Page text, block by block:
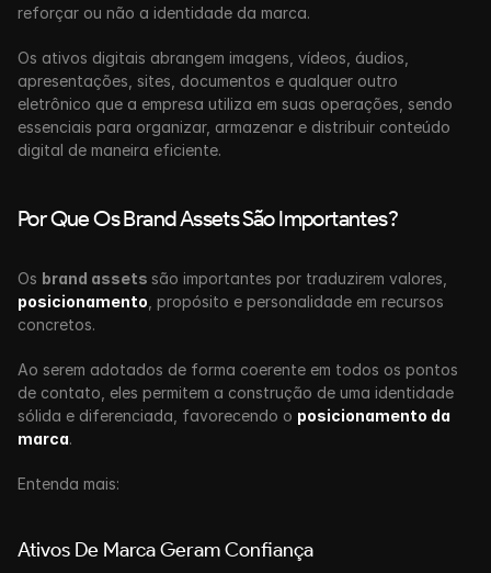
reforçar ou não a identidade da marca.
Os ativos digitais abrangem imagens, vídeos, áudios,
apresentações, sites, documentos e qualquer outro
eletrônico que a empresa utiliza em suas operações, sendo
essenciais para organizar, armazenar e distribuir conteúdo
digital de maneira eficiente.
Por Que Os Brand Assets São Importantes?
Os brand assets
posicionamento , propósito e personalidade em recursos
concretos.
Ao serem adotados de forma coerente em todos os pontos
de contato, eles permitem a construção de uma identidade
sólida e diferenciada, favorecendo o posicionamento da
marca.
Entenda mais:
Ativos De Marca Geram Confiança